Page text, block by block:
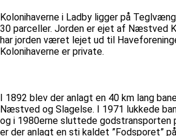
Kolonihaverne i Ladby ligger på
30 parceller. Jorden er ejet af Næstved
har jorden været lejet ud til
Kolonihaverne er private.
I 1892 blev der anlagt en 40 km lang
Næstved og Slagelse. I 1971 lukkede
og i 1980erne sluttede godstransporten
er der anlagt en sti kaldet ”Fodsporet”